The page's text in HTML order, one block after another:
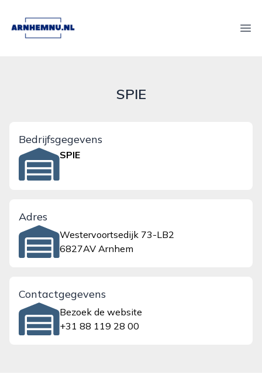
arnhemnu.nl
SPIE
Bedrijfsgegevens
SPIE
Adres
Westervoortsedijk 73-LB2
6827AV Arnhem
Contactgegevens
Bezoek de website
+31 88 119 28 00